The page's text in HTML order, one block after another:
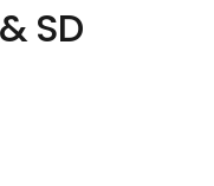
SD